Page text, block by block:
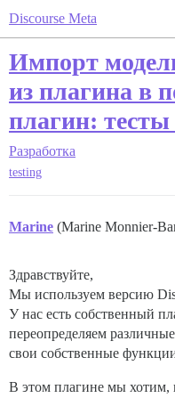
Discourse Meta
Импорт
из плагина в
плагин: тесты
Разработка
testing
Marine (Marine Monnier-
Здравствуйте,
Мы используем версию
У нас есть собственный
переопределяем
свои собственные
В этом плагине мы хотим,